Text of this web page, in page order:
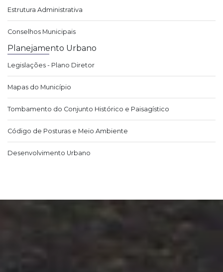
Estrutura Administrativa
Conselhos Municipais
Planejamento Urbano
Legislações - Plano Diretor
Mapas do Município
Tombamento do Conjunto Histórico e Paisagístico
Código de Posturas e Meio Ambiente
Desenvolvimento Urbano